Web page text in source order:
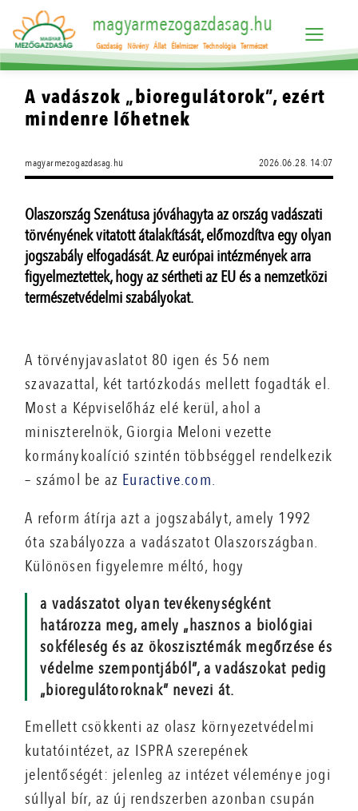
magyarmezogazdasag.hu
Gazdaság Növény Állat Élelmiszer Technológia Természet
A vadászok „bioregulátorok”, ezért
mindenre lőhetnek
magyarmezogazdasag.hu 2026.06.28. 14:07
Olaszország Szenátusa jóváhagyta az ország vadászati
törvényének vitatott átalakítását, előmozdítva egy olyan
jogszabály elfogadását. Az európai intézmények arra
figyelmeztettek, hogy az sértheti az EU és a nemzetközi
természetvédelmi szabályokat.
A törvényjavaslatot 80 igen és 56 nem
szavazattal, két tartózkodás mellett fogadták el.
Most a Képviselőház elé kerül, ahol a
miniszterelnök, Giorgia Meloni vezette
kormánykoalíció szintén többséggel rendelkezik
– számol be az Euractive.com.
A reform átírja azt a jogszabályt, amely 1992
óta szabályozza a vadászatot Olaszországban.
Különösen figyelemre méltó, hogy
a vadászatot olyan tevékenységként
határozza meg, amely „hasznos a biológiai
sokféleség és az ökoszisztémák megőrzése és
védelme szempontjából”, a vadászokat pedig
„bioregulátoroknak” nevezi át.
Emellett csökkenti az olasz környezetvédelmi
kutatóintézet, az ISPRA szerepének
jelentőségét: jelenleg az intézet véleménye jogi
súllyal bír, az új rendszerben azonban csupán